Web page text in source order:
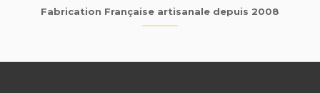
Fabrication Française artisanale depuis 2008